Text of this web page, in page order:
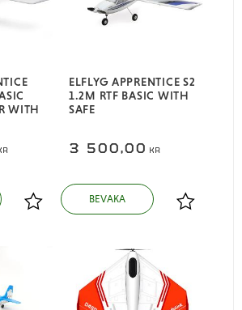
WITH
Lägg till i favoriter
ELFLYG APPRENTICE S2
1.2M RTF BASIC WITH
SAFE
3 500,00 KR
Lägg till i